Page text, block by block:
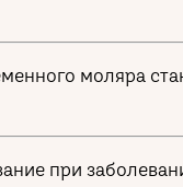
моляра
при